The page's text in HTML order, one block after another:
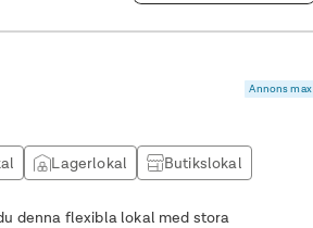
Annons max
Lagerlokal Butikslokal
denna flexibla lokal med stora